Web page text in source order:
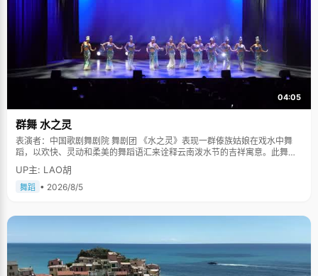
04:05
群舞 水之灵
表演者：中国歌剧舞剧院 舞剧团 《水之灵》表现一群傣族姑娘在戏水中舞
蹈，以欢快、灵动和柔美的舞蹈语汇来诠释云南泼水节的吉祥寓意。此舞蹈
多次在中国人民大会堂及国际舞台上表演，一直得到赞誉其舞美，人美，寓
意美。。
UP主: LAO胡
舞蹈 • 2026/8/5